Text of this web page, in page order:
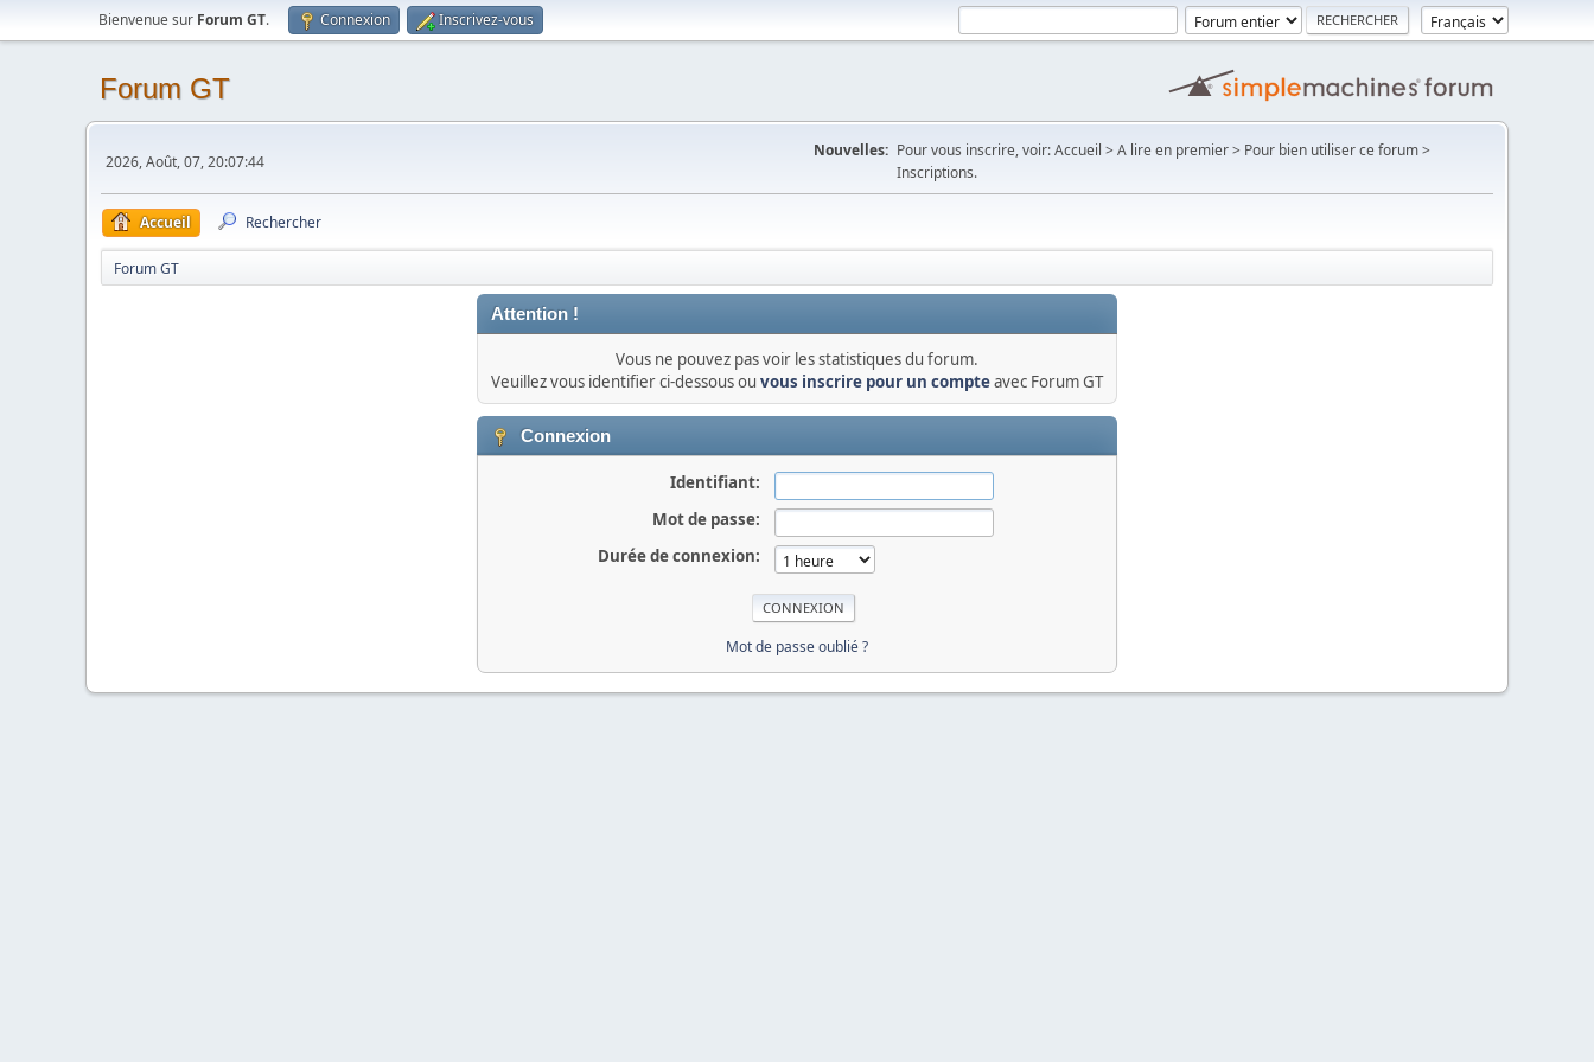
Bienvenue sur Forum GT. Connexion Inscrivez-vous
Forum GT
2026, Août, 07, 20:07:44
Nouvelles: Pour vous inscrire, voir: Accueil > A lire en premier > Pour bien utiliser ce forum >
Inscriptions.
Accueil Rechercher
Forum GT
Attention !
Vous ne pouvez pas voir les statistiques du forum.
Veuillez vous identifier ci-dessous ou vous inscrire pour un compteavec Forum GT
Connexion
Identifiant:
Mot de passe:
Durée de connexion:
Mot de passe oublié ?